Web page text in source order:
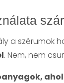
a szérumok
. Nem, nem
ahol